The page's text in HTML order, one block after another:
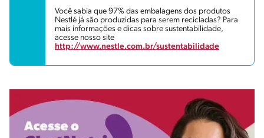
Você sabia que 97% das embalagens dos produtos
Nestlé já são produzidas para serem recicladas? Para
mais informações e dicas sobre sustentabilidade,
acesse nosso site
http://www.nestle.com.br/sustentabilidade